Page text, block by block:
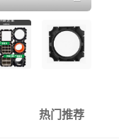
热门推荐